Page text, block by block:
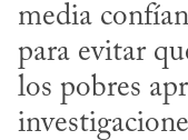
media
para evitar
los pobres